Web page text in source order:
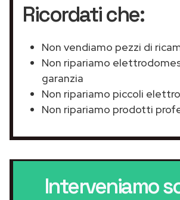
Ricordati che:
Non vendiamo pezzi di
Non ripariamo
garanzia
Non ripariamo piccoli
Non ripariamo prodotti
Interveniamo